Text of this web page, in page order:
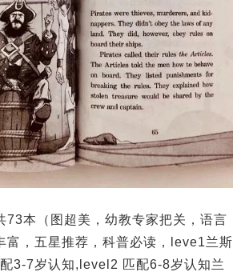
73本（图超美，幼教专家把关，语言
富，五星推荐，科普必读，leve1兰斯
3-7岁认知,level2 匹配6-8岁认知兰